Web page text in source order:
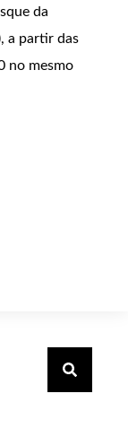
da
a partir das
no mesmo